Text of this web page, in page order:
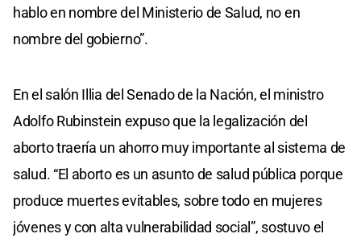
hablo en nombre del Ministerio de Salud, no en
nombre del gobierno”.
En el salón Illia del Senado de la Nación, el ministro
Adolfo Rubinstein expuso que la legalización del
aborto traería un ahorro muy importante al sistema de
salud. “El aborto es un asunto de salud pública porque
produce muertes evitables, sobre todo en mujeres
jóvenes y con alta vulnerabilidad social”, sostuvo el